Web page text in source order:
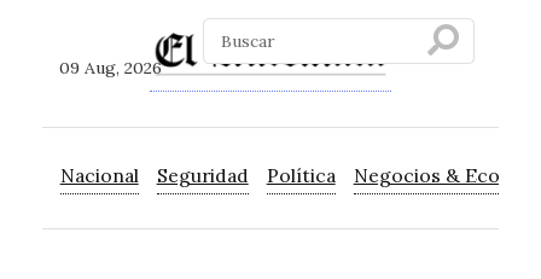
09 Aug, 2026
Nacional Seguridad Política Negocios &